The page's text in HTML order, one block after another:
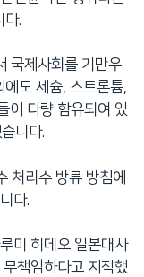
다.
국제사회를 기만우
도 세슘, 스트론튬,
이 다량 함유되여 있
니다.
처리수 방류 방침에
다.
미 히데오 일본대사
책임하다고 지적했